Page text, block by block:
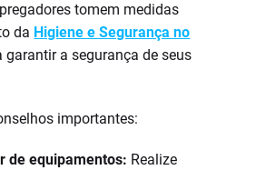
tomem medidas
da Higiene e Segurança no
garantir a segurança de seus
importantes:
de equipamentos: Realize